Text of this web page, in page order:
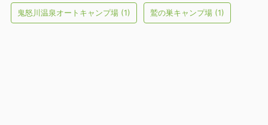
鬼怒川温泉オートキャンプ場 (1) 鷲の巣キャンプ場 (1)